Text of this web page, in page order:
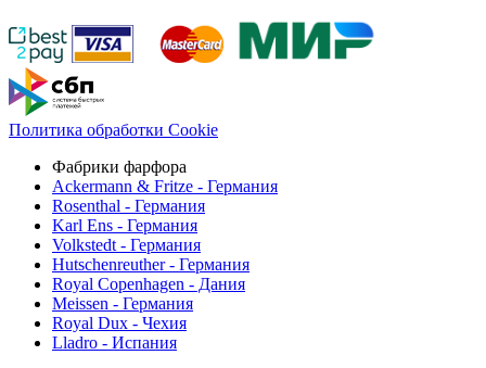
Политика обработки Cookie
Фабрики фарфора
Ackermann & Fritze - Германия
Rosenthal - Германия
Karl Ens - Германия
Volkstedt - Германия
Hutschenreuther - Германия
Royal Copenhagen - Дания
Meissen - Германия
Royal Dux - Чехия
Lladro - Испания